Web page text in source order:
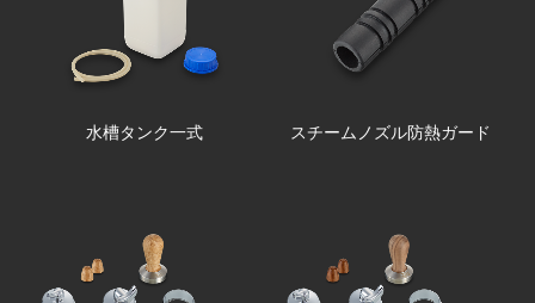
水槽タンク一式 スチームノズル防熱ガード